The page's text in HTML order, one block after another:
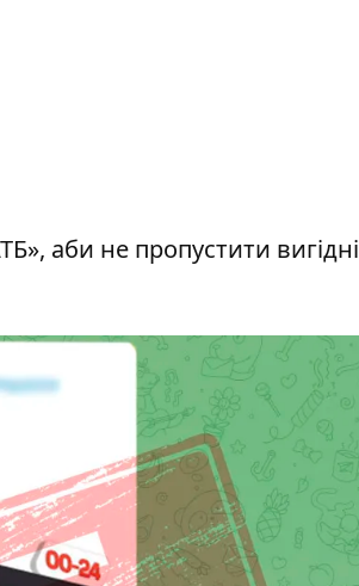
аби не пропустити вигідні